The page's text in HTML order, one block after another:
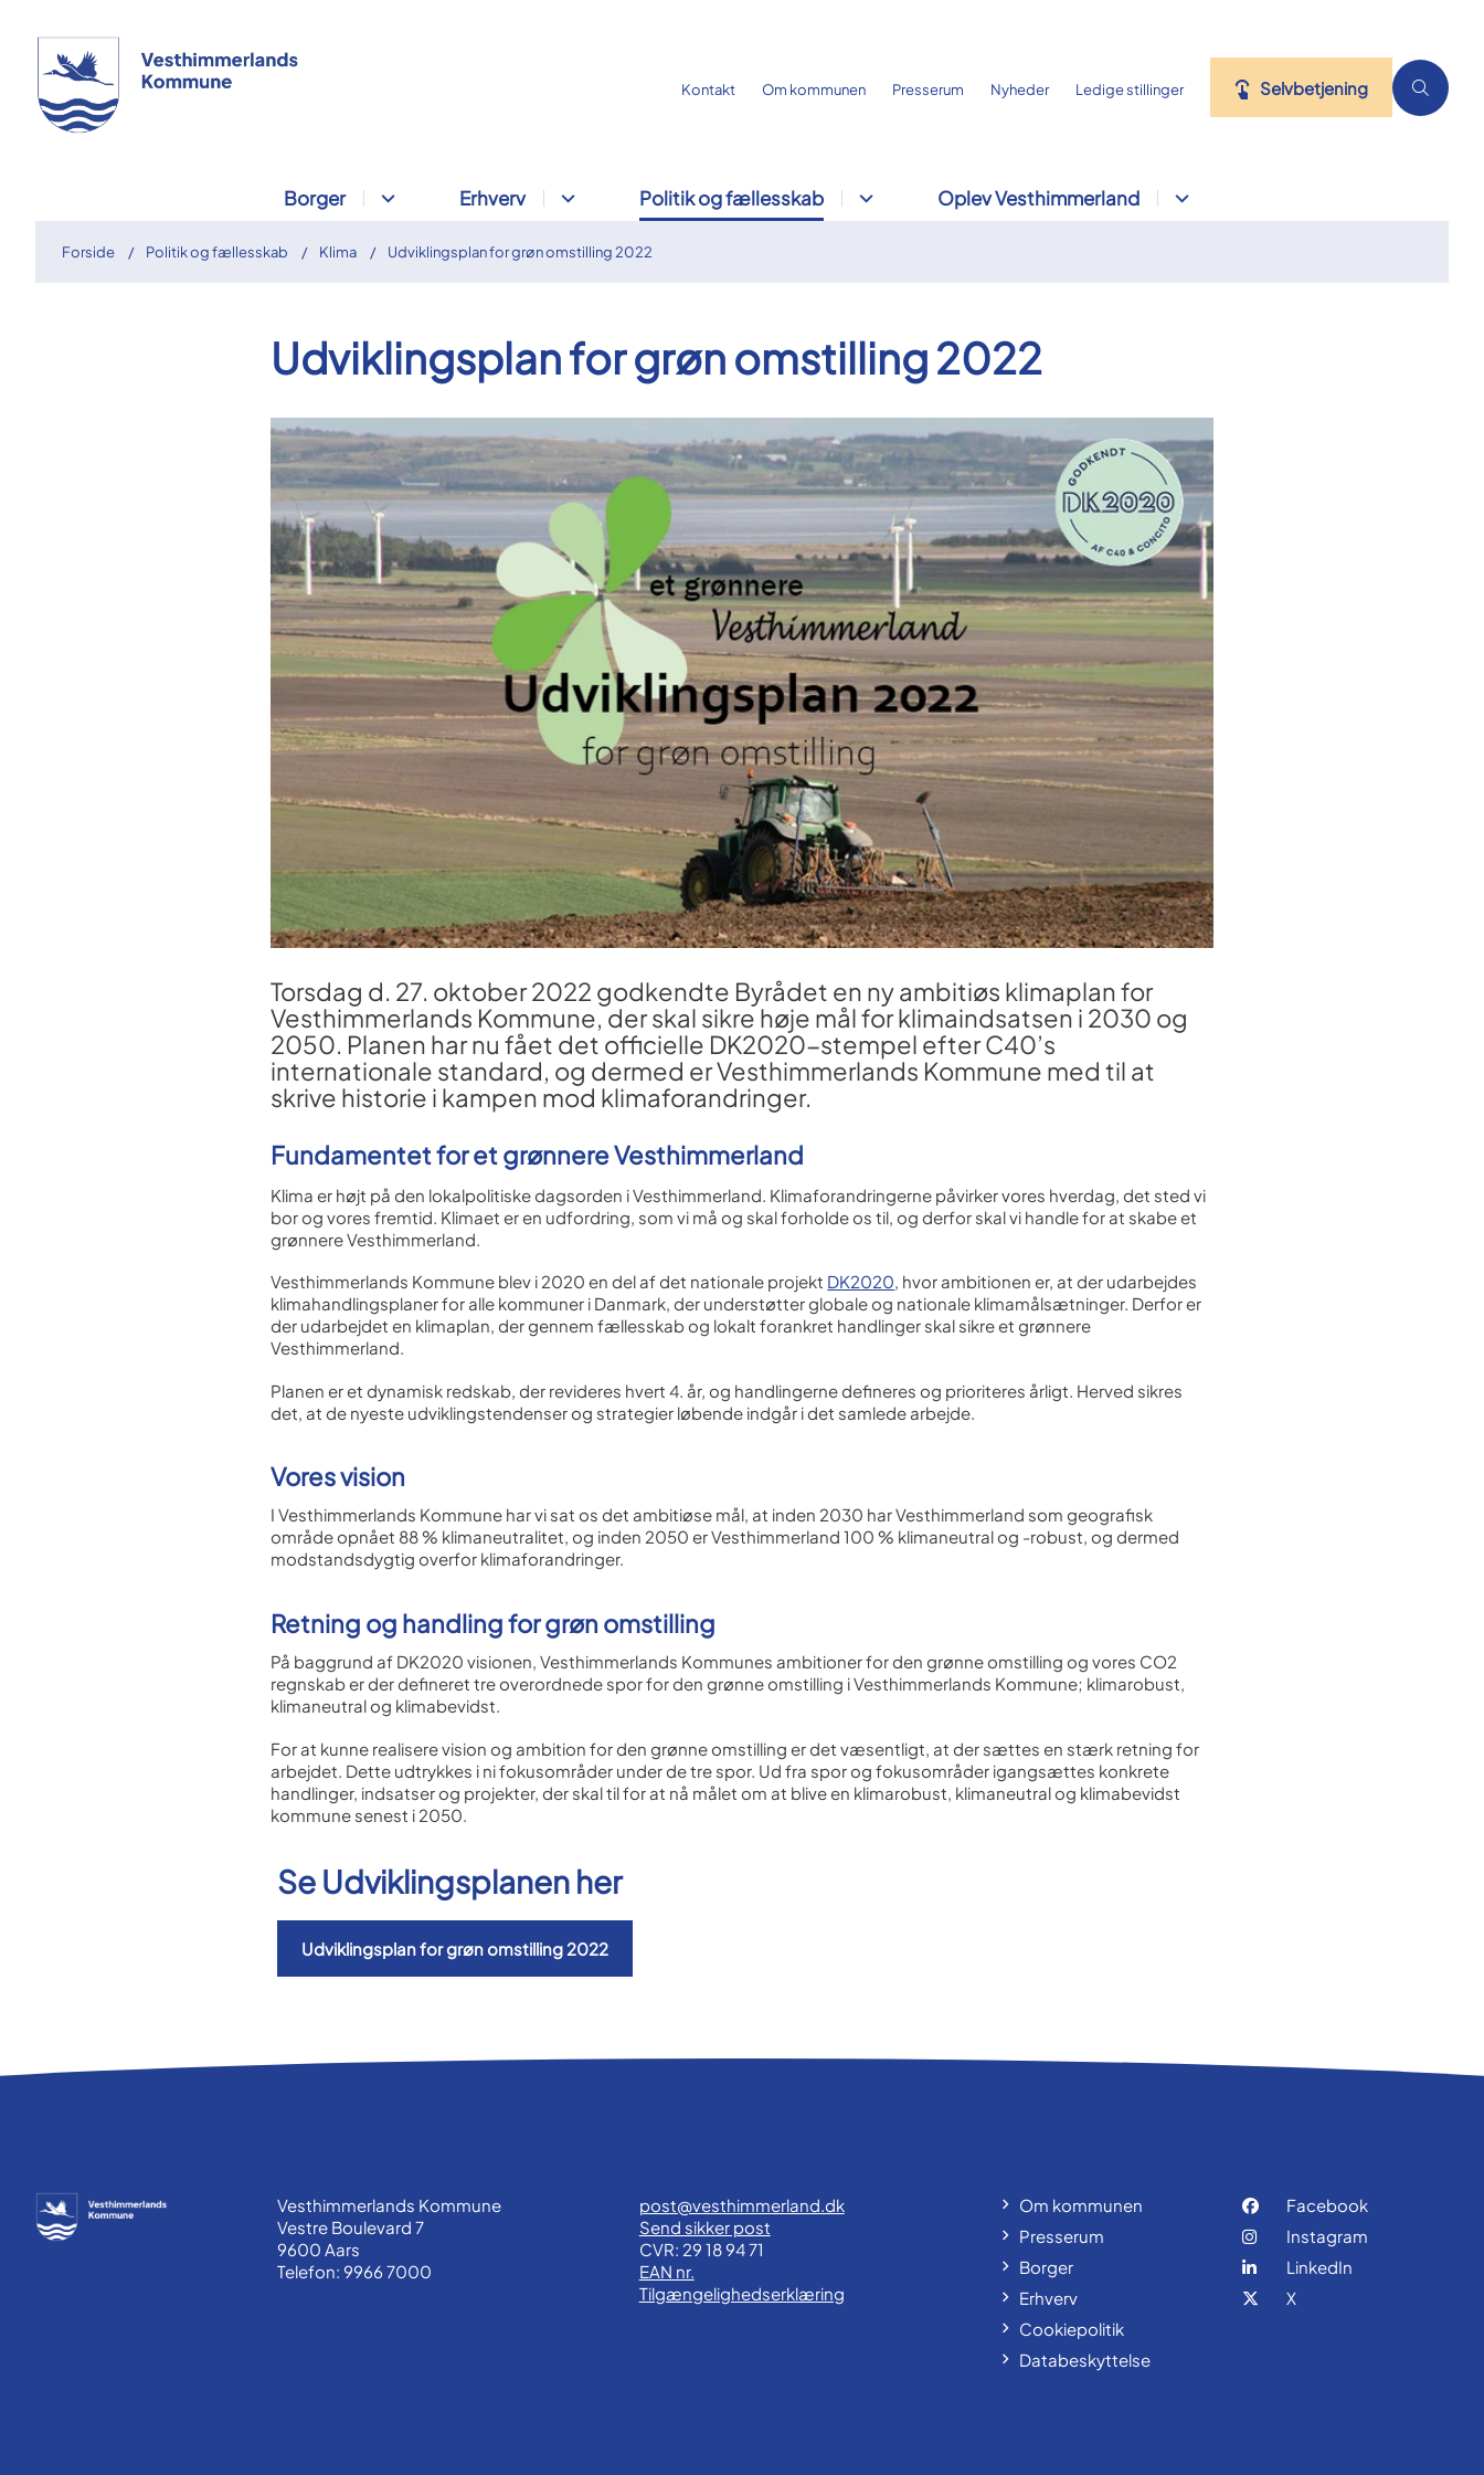
Kontakt Om kommunen Presserum Nyheder Ledige stillinger Selvbetjening
Borger Erhverv Politik og fællesskab Oplev Vesthimmerland
Forside Politik og fællesskab Klima Udviklingsplan for grøn omstilling 2022
Udviklingsplan for grøn omstilling 2022
Torsdag d. 27. oktober 2022 godkendte Byrådet en ny ambitiøs klimaplan for
Vesthimmerlands Kommune, der skal sikre høje mål for klimaindsatsen i 2030 og
2050. Planen har nu fået det officielle DK2020-stempel efter C40’s
internationale standard, og dermed er Vesthimmerlands Kommune med til at
skrive historie i kampen mod klimaforandringer.
Fundamentet for et grønnere Vesthimmerland
Klima er højt på den lokalpolitiske dagsorden i Vesthimmerland. Klimaforandringerne påvirker vores hverdag, det sted vi
bor og vores fremtid. Klimaet er en udfordring, som vi må og skal forholde os til, og derfor skal vi handle for at skabe et
grønnere Vesthimmerland.
Vesthimmerlands Kommune blev i 2020 en del af det nationale projekt DK2020, hvor ambitionen er, at der udarbejdes
klimahand­lingsplaner for alle kommuner i Danmark, der understøtter globale og nationale klimamålsæt­ninger. Derfor er
der udarbejdet en klimaplan, der gen­nem fællesskab og lokalt forankret handlinger skal sikre et grønnere
Vesthimmerland.
Planen er et dynamisk redskab, der revideres hvert 4. år, og handlingerne defineres og prioriteres årligt. Herved sikres
det, at de nyeste udviklingstendenser og strategier løbende indgår i det samlede arbejde.
Vores vision
I Vesthimmerlands Kommune har vi sat os det ambitiøse mål, at inden 2030 har Vesthimmerland som geografisk
område opnået 88 % klimaneutralitet, og inden 2050 er Vesthimmerland 100 % klimaneutral og -robust, og dermed
modstandsdygtig overfor klimaforandringer.
Retning og handling for grøn omstilling
På baggrund af DK2020 visionen, Vesthimmerlands Kommunes ambitioner for den grønne omstilling og vores CO2
regnskab er der defineret tre overordnede spor for den grønne omstilling i Vesthimmerlands Kommune; klimarobust,
klimaneutral og klimabevidst.
For at kunne realisere vision og ambition for den grønne omstilling er det væsentligt, at der sættes en stærk retning for
arbejdet. Dette udtrykkes i ni fokusområder under de tre spor. Ud fra spor og fokusområder igangsættes konkrete
handlinger, indsatser og projekter, der skal til for at nå målet om at blive en klimarobust, klimaneutral og klimabevidst
kommune senest i 2050.
Se Udviklingsplanen her
Udviklingsplan for grøn omstilling 2022
Vesthimmerlands Kommune
Vestre Boulevard 7
9600 Aars
Telefon: 9966 7000
post@vesthimmerland.dk
Send sikker post
CVR: 29 18 94 71
EAN nr.
Tilgængelighedserklæring
Om kommunen
Presserum
Borger
Erhverv
Cookiepolitik
Databeskyttelse
Facebook
Instagram
LinkedIn
X